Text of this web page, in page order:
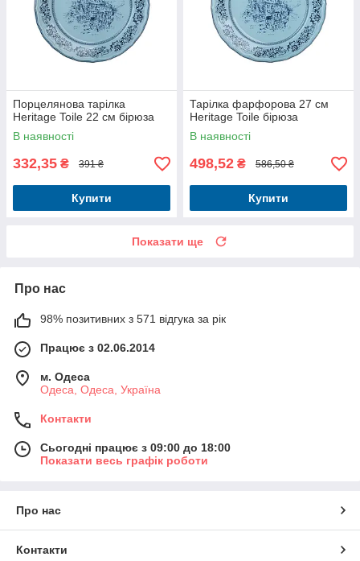
Порцелянова тарілка
Heritage Toile 22 см бірюза
В наявності
332,35 ₴ 391 ₴
Купити
Тарілка фарфорова 27 см
Heritage Toile бірюза
В наявності
498,52 ₴ 586,50 ₴
Купити
Показати ще
Про нас
98% позитивних з 571 відгука за рік
Працює з 02.06.2014
м. Одеса
Одеса, Одеса, Україна
Контакти
Сьогодні працює з 09:00 до 18:00
Показати весь графік роботи
Про нас
Контакти